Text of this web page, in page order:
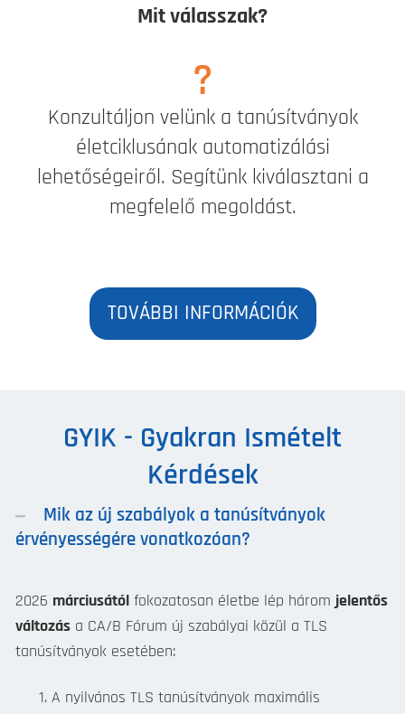
Mit válasszak?
?
Konzultáljon velünk a tanúsítványok
életciklusának automatizálási
lehetőségeiről. Segítünk kiválasztani a
megfelelő megoldást.
TOVÁBBI INFORMÁCIÓK
GYIK - Gyakran Ismételt
Kérdések
Mik az új szabályok a tanúsítványok
érvényességére vonatkozóan?
2026 márciusától fokozatosan életbe lép három jelentős
változás a CA/B Fórum új szabályai közül a TLS
tanúsítványok esetében:
A nyilvános TLS tanúsítványok maximális